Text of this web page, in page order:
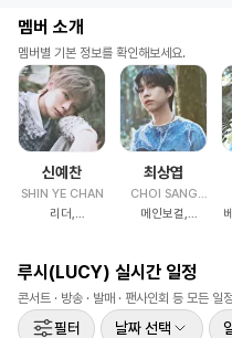
트
·
팬
미
발
매
드입니다. 2024년 첫 월드투어
베이·도쿄 'CHECK IN' 투어, 일곱
'선' 앨범 발매와 여덟 번째 단독 콘
지 기록한 루시는, 2026년에도 공연
한눈에 확인하고 구독하세요! 루시
스케줄 알림까지 받아볼 수 있습니다.
멤버 소개
멤버별 기본 정보를 확인해보세요.
신예찬
SHIN YE CHAN
리더,
최상엽
CHOI SANG
YEOP
메인보컬,
루시(LUCY) 실시간 일정
콘서트 · 방송 · 발매 · 팬사인회 등 모든 일
필터 날짜 선택